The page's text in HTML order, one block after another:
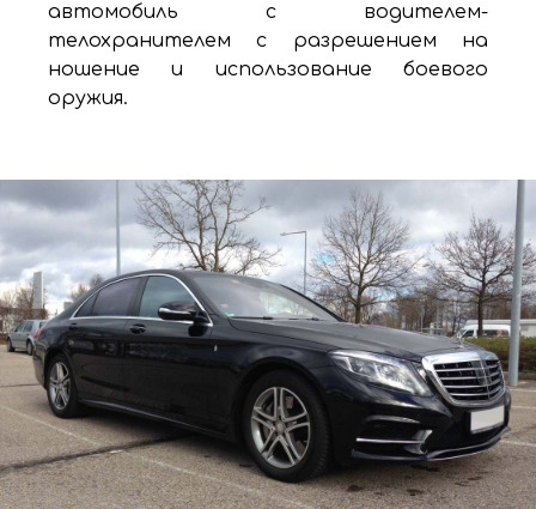
автомобиль с водителем-
телохранителем с разрешением на
ношение и использование боевого
оружия.